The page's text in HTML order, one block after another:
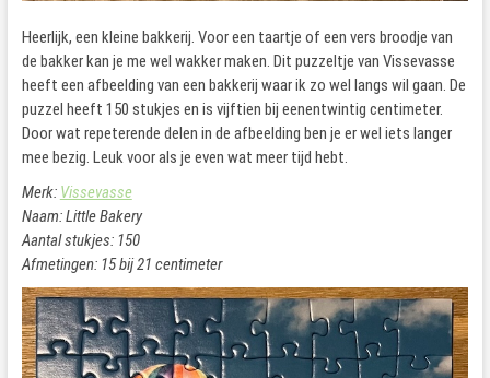
Heerlijk, een kleine bakkerij. Voor een taartje of een vers broodje van
de bakker kan je me wel wakker maken. Dit puzzeltje van Vissevasse
heeft een afbeelding van een bakkerij waar ik zo wel langs wil gaan. De
puzzel heeft 150 stukjes en is vijftien bij eenentwintig centimeter.
Door wat repeterende delen in de afbeelding ben je er wel iets langer
mee bezig. Leuk voor als je even wat meer tijd hebt.
Merk: Vissevasse
Naam: Little Bakery
Aantal stukjes: 150
Afmetingen: 15 bij 21 centimeter